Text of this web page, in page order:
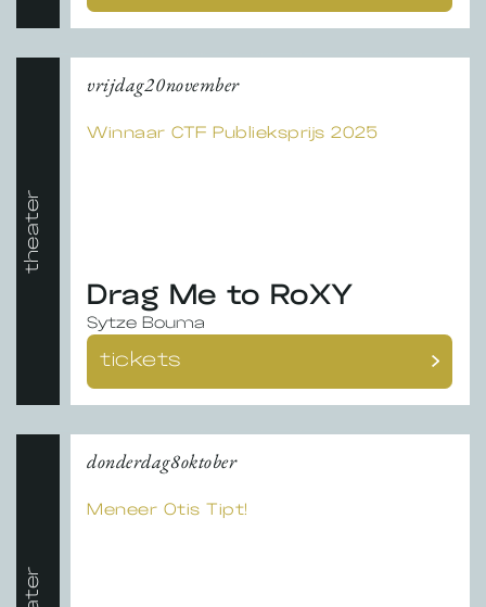
theater
vrijdag20november
Winnaar CTF Publieksprijs 2025
Drag Me to RoXY
Sytze Bouma
tickets
donderdag8oktober
Meneer Otis Tipt!